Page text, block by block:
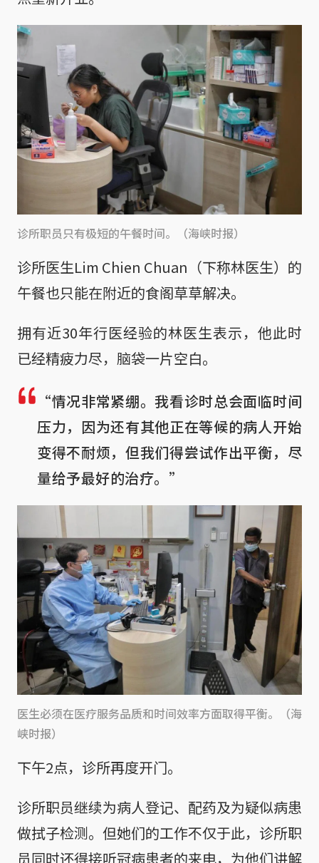
诊所职员只有极短的午餐时间。（海峡时报）
诊所医生Lim Chien Chuan（下称林医生）的
午餐也只能在附近的食阁草草解决。
拥有近30年行医经验的林医生表示，他此时
已经精疲力尽，脑袋一片空白。
“情况非常紧绷。我看诊时总会面临时间
压力，因为还有其他正在等候的病人开始
变得不耐烦，但我们得尝试作出平衡，尽
量给予最好的治疗。”
医生必须在医疗服务品质和时间效率方面取得平衡。（海
峡时报）
下午2点，诊所再度开门。
诊所职员继续为病人登记、配药及为疑似病患
做拭子检测。但她们的工作不仅于此，诊所职
员同时还得接听冠病患者的来电，为他们讲解